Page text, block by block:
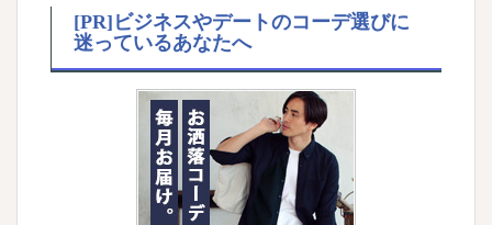
[PR]ビジネスやデートのコーデ選びに
迷っているあなたへ